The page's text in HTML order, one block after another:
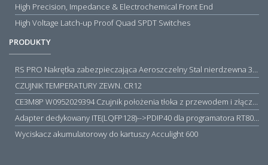
High Precision, Impedance & Electrochemical Front End
High Voltage Latch-up Proof Quad SPDT Switches
PRODUKTY
RS PRO Nakrętka zabezpieczająca Aeroszczelny Stal nierdzewna 316 Zwykłe
CZUJNIK TEMPERATURY ZEWN. CR12
CE3M8P W0952029394 Czujnik położenia tłoka z przewodem i złączem M8, PNP NO, 10...30VDC, 100mA, METALWORK, METAL WORK jak MZT1-0
Adapter dedykowany ITE(LQFP128)-->PDIP40 dla programatora RT809H/RT809F (simple)
Wyciskacz akumulatorowy do kartuszy Acculight 600